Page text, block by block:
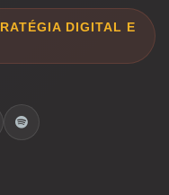
DIGITAL E